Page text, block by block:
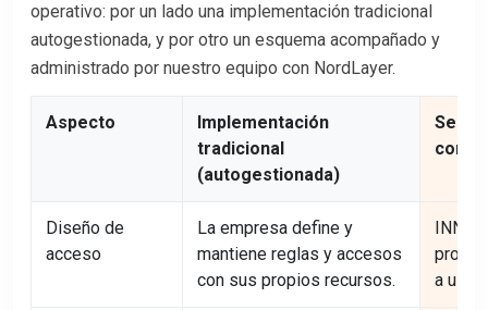
operativo: por un lado una implementación tradicional
autogestionada, y por otro un esquema acompañado y
administrado por nuestro equipo con NordLayer.
Aspecto
Implementación
tradicional
(autogestionada)
con
Diseño de
acceso
La empresa define y
mantiene reglas y accesos
con sus propios recursos.
a